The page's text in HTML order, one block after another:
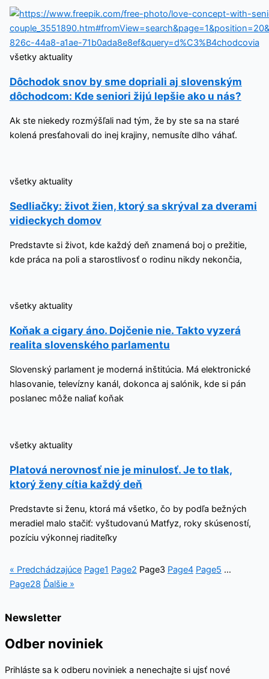
všetky aktuality
Dôchodok snov by sme dopriali aj slovenským
dôchodcom: Kde seniori žijú lepšie ako u nás?
Ak ste niekedy rozmýšľali nad tým, že by ste sa na staré
kolená presťahovali do inej krajiny, nemusíte dlho váhať.
všetky aktuality
Sedliačky: život žien, ktorý sa skrýval za dverami
vidieckych domov
Predstavte si život, kde každý deň znamená boj o prežitie,
kde práca na poli a starostlivosť o rodinu nikdy nekončia,
všetky aktuality
Koňak a cigary áno. Dojčenie nie. Takto vyzerá
realita slovenského parlamentu
Slovenský parlament je moderná inštitúcia. Má elektronické
hlasovanie, televízny kanál, dokonca aj salónik, kde si pán
poslanec môže naliať koňak
všetky aktuality
Platová nerovnosť nie je minulosť. Je to tlak,
ktorý ženy cítia každý deň
Predstavte si ženu, ktorá má všetko, čo by podľa bežných
meradiel malo stačiť: vyštudovanú Matfyz, roky skúseností,
pozíciu výkonnej riaditeľky
« Predchádzajúce Page1 Page2 Page3 Page4 Page5 …
Page28 Ďalšie »
Newsletter
Odber noviniek
Prihláste sa k odberu noviniek a nenechajte si ujsť nové